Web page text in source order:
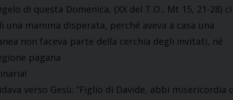
di questa Domenica, (XX del T.O., Mt 15, 21-28) ci
mamma disperata, perché aveva a casa una
non faceva parte della cerchia degli invitati, né
pagana
verso Gesù: “Figlio di Davide, abbi misericordia